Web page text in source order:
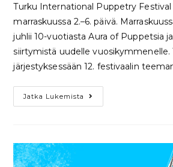
Turku International Puppetry
marraskuussa 2.–6. päivä.
juhlii 10-vuotiasta Aura of Puppetsia
siirtymistä uudelle vuosikymmenelle.
järjestyksessään 12. festivaalin
Jatka Lukemista